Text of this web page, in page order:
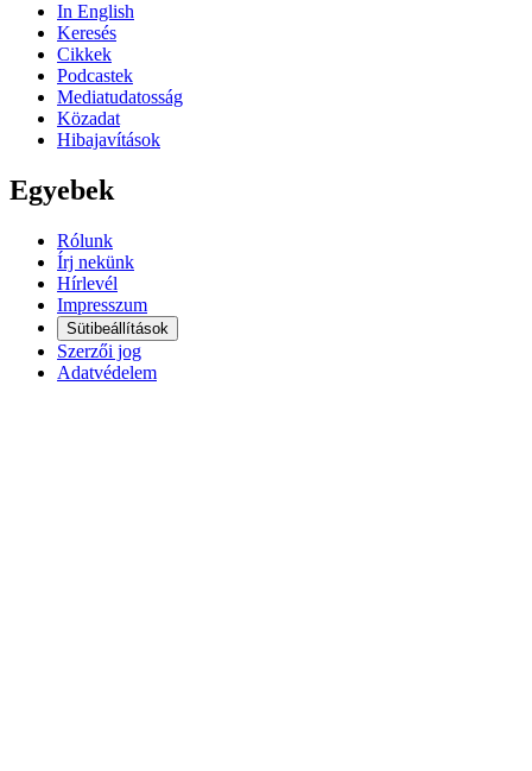
In English
Keresés
Cikkek
Podcastek
Mediatudatosság
Közadat
Hibajavítások
Egyebek
Rólunk
Írj nekünk
Hírlevél
Impresszum
Sütibeállítások
Szerzői jog
Adatvédelem